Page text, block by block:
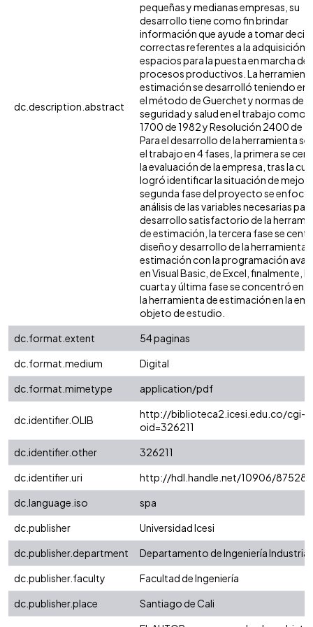
dc.description.abstract
pequeñas y medianas empresas, su
desarrollo tiene como fin brindar
información que ayude a tomar
correctas referentes a la adquisición
espacios para la puesta en marcha de
procesos productivos. La
estimación se desarrolló teniendo en
el método de Guerchet y normas de
seguridad y salud en el trabajo como
1700 de 1982 y Resolución 2400 de
Para el desarrollo de la herramienta
el trabajo en 4 fases, la primera se
la evaluación de la empresa, tras la
logró identificar la situación de
segunda fase del proyecto se enfocó
análisis de las variables necesarias
desarrollo satisfactorio de la
de estimación, la tercera fase se
diseño y desarrollo de la herramienta
estimación con la programación
en Visual Basic, de Excel, finalmente, la
cuarta y última fase se concentró en
la herramienta de estimación en la
objeto de estudio.
dc.format.extent
54 paginas
dc.format.medium
Digital
dc.format.mimetype
application/pdf
dc.identifier.OLIB
http://biblioteca2.icesi.edu.co/cgi-
oid=326211
dc.identifier.other
326211
dc.identifier.uri
http://hdl.handle.net/10906/87528
dc.language.iso
spa
dc.publisher
Universidad Icesi
dc.publisher.department
Departamento de Ingeniería Industrial
dc.publisher.faculty
Facultad de Ingeniería
dc.publisher.place
Santiago de Cali